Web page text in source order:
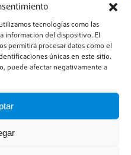
tecnologías como las
información del dispositivo. El
permitirá procesar datos como el
únicas en este sitio.
puede afectar negativamente a
de 9 a 15h